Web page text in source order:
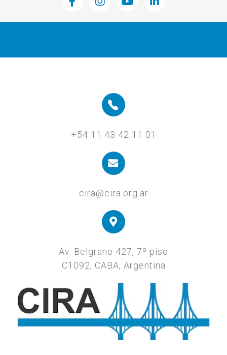
+54 11 43 42 11 01
cira@cira.org.ar
Av. Belgrano 427, 7º piso
C1092, CABA, Argentina